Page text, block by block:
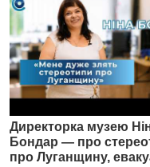
Директорка музею
Бондар — про
про Луганщину,